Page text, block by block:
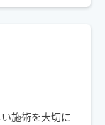
ていただま
だけると
施術を大切に